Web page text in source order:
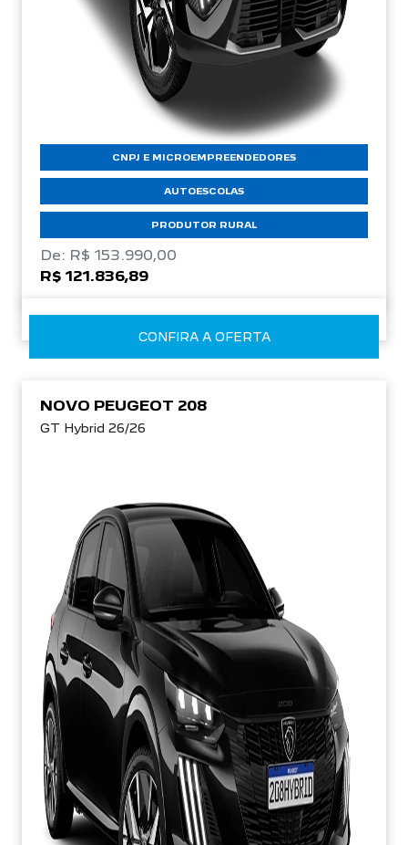
CNPJ E MICROEMPREENDEDORES
AUTOESCOLAS
PRODUTOR RURAL
De: R$ 153.990,00
R$ 121.836,89
CONFIRA A OFERTA
NOVO PEUGEOT 208
GT Hybrid 26/26